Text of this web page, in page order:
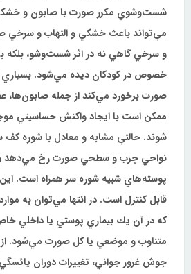
شست‌وشوي مكرر صورت با صابون و
مي‌تواند باعث خشكي و التهاب و
و سرخي گاهي نه در اثر شست‌وشو، بلكه
خصوص در كودكان ديده مي‌شود. بسياري
صورت برخورد مي‌كند از جمله صابون‌ها،
ممكن است با ايجاد واكنش حساسيتي
شوند. حالتي مشابه و معادل با شوره كف
نواحي چرب و سطحي صورت رخ مي‌دهد و
پوسته‌هاي شبيه شوره سر همراه است.
قابل كنترل است. در انتها مي‌توان به
كه در آن يك بيماري پوستي يا داخلي
متناوب و موضعي يا كل صورت مي‌شود. از
جوش غرور جواني، تغييرات دوران